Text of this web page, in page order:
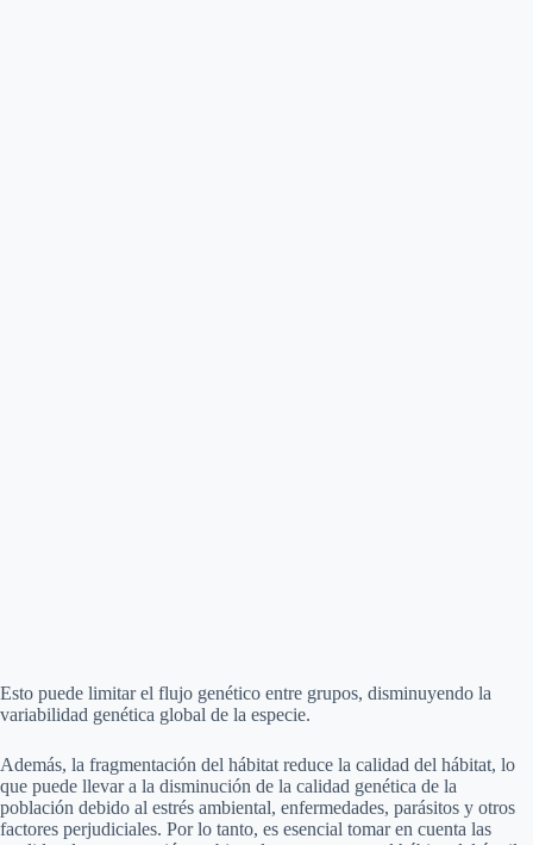
Esto puede limitar el flujo genético entre grupos, disminuyendo la
variabilidad genética global de la especie.
Además, la fragmentación del hábitat reduce la calidad del hábitat, lo
que puede llevar a la disminución de la calidad genética de la
población debido al estrés ambiental, enfermedades, parásitos y otros
factores perjudiciales. Por lo tanto, es esencial tomar en cuenta las